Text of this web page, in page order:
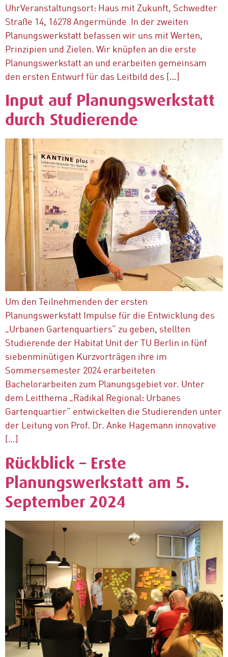
UhrVeranstaltungsort: Haus mit Zukunft, Schwedter
Straße 14, 16278 Angermünde In der zweiten
Planungswerkstatt befassen wir uns mit Werten,
Prinzipien und Zielen. Wir knüpfen an die erste
Planungswerkstatt an und erarbeiten gemeinsam
den ersten Entwurf für das Leitbild des […]
Input auf Planungswerkstatt
durch Studierende
Um den Teilnehmenden der ersten
Planungswerkstatt Impulse für die Entwicklung des
„Urbanen Gartenquartiers“ zu geben, stellten
Studierende der Habitat Unit der TU Berlin in fünf
siebenminütigen Kurzvorträgen ihre im
Sommersemester 2024 erarbeiteten
Bachelorarbeiten zum Planungsgebiet vor. Unter
dem Leitthema „Radikal Regional: Urbanes
Gartenquartier“ entwickelten die Studierenden unter
der Leitung von Prof. Dr. Anke Hagemann innovative
[…]
Rückblick – Erste
Planungswerkstatt am 5.
September 2024